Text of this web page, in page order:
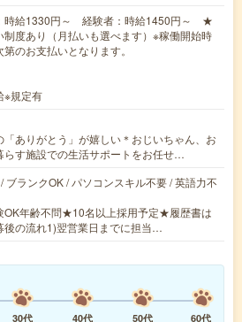
時給1330円～ 経験者：時給1450円～ ★
制度あり（月払いも選べます）※稼働開始時
のお支払いとなります。
※規定有
「ありがとう」が嬉しい＊おじいちゃん、お
らす施設での生活サポートをお任せ…
ブランクOK / パソコンスキル不要 / 英語力不
OK年齢不問★10名以上採用予定★履歴書は
の流れ1)翌営業日までに担当…
30代 40代 50代
60代